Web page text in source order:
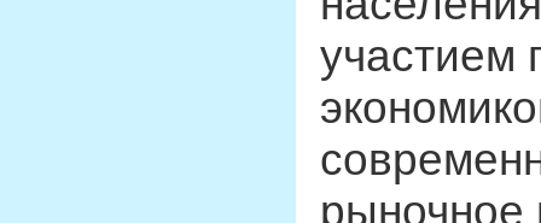
участием
рыночное